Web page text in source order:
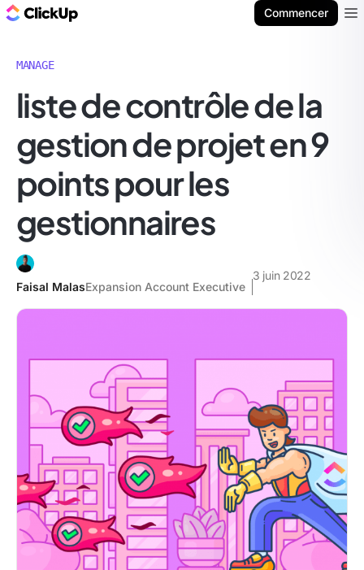
Commencer
MANAGE
liste de contrôle de la
gestion de projet en 9
points pour les
gestionnaires
Faisal MalasExpansion Account Executive
3 juin 2022